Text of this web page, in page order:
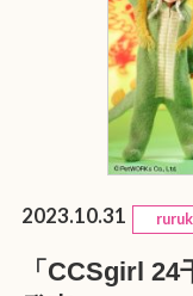
2023.10.31
「CCSgirl